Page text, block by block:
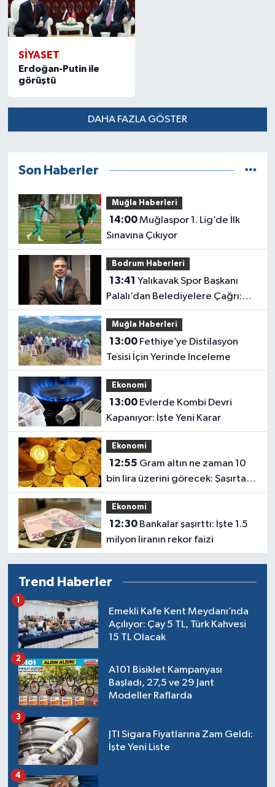
SIYASET
Erdoğan-Putin ile
görüştü
DAHA FAZLA GÖSTER
Son Haberler
Muğla Haberleri
14:00Muğlaspor 1. Lig’de İlk
Sınavına Çıkıyor
Bodrum Haberleri
13:41
Palalı’dan Belediyelere Çağrı:
“Hukuki Engel mi, Siyasi Tercih
mi?”
Muğla Haberleri
13:00Fethiye’ye Distilasyon
Tesisi İçin Yerinde İnceleme
Ekonomi
13:00Evlerde Kombi Devri
Kapanıyor: İşte Yeni Karar
Ekonomi
12:55
bin lira üzerini görecek: Şaşırtan
açıklama geldi
Ekonomi
12:30Bankalar şaşırttı: İşte 1.5
milyon liranın rekor faizi
Trend Haberler
Emekli Kafe Kent Meydanı’nda
Açılıyor: Çay 5 TL, Türk Kahvesi
15 TL Olacak
1
A101 Bisiklet Kampanyası
Başladı, 27,5 ve 29 Jant
Modeller Raflarda
2
JTI Sigara Fiyatlarına Zam Geldi:
İşte Yeni Liste
3
4